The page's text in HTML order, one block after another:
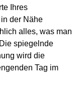
Ihres
der Nähe
alles, was man
spiegelnde
wird die
Tag im